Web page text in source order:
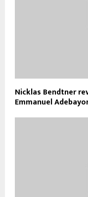
Nicklas Bendtner
Emmanuel